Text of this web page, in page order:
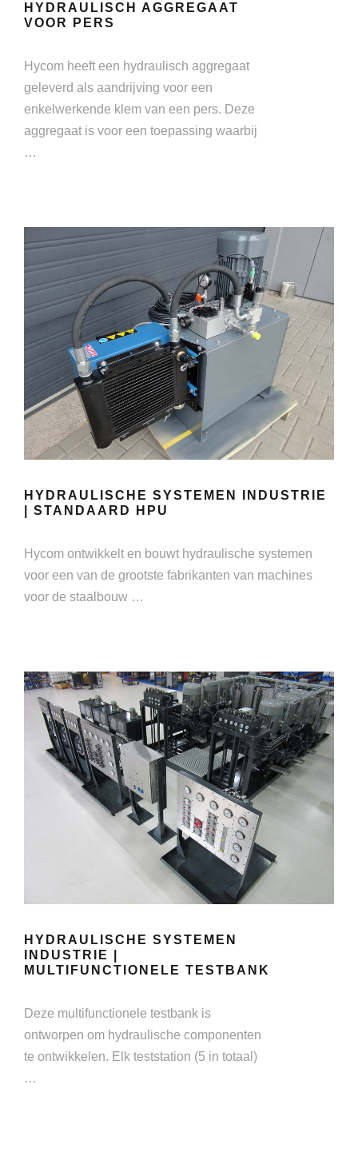
HYDRAULISCH AGGREGAAT
VOOR PERS
Hycom heeft een hydraulisch aggregaat
geleverd als aandrijving voor een
enkelwerkende klem van een pers. Deze
aggregaat is voor een toepassing waarbij
…
HYDRAULISCHE SYSTEMEN INDUSTRIE
| STANDAARD HPU
Hycom ontwikkelt en bouwt hydraulische systemen
voor een van de grootste fabrikanten van machines
voor de staalbouw …
HYDRAULISCHE SYSTEMEN
INDUSTRIE |
MULTIFUNCTIONELE TESTBANK
Deze multifunctionele testbank is
ontworpen om hydraulische componenten
te ontwikkelen. Elk teststation (5 in totaal)
…